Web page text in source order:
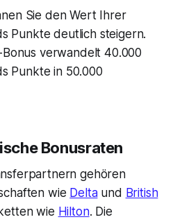
Sie den Wert Ihrer
Punkte deutlich steigern.
Bonus verwandelt 40.000
Punkte in 50.000
Bonusraten
gehören
wie Deltaund British
wie Hilton. Die